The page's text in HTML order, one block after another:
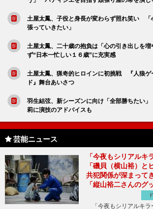
土屋太鳳、子役と身長が変わらず照れ笑い 「
張っていきたい」
土屋太鳳、二十歳の抱負は「心の引き出しを
ず“日本一忙しい１６歳”に充実感
土屋太鳳、猟奇的ヒロインに初挑戦 『人狼
ド』舞台あいさつ
羽生結弦、新シーズンに向け「全部勝ちたい
莉に演技のアドバイスも
芸能ニュース
「今夜もシリアルキ
「磯貝（横山裕）と
共犯関係が深まって
「縦山裕二さんのグ
「今夜もシリアルキラ